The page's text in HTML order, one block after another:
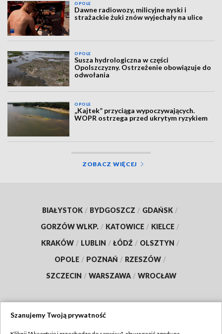
OPOLE
Dawne radiowozy, milicyjne nyski i
strażackie żuki znów wyjechały na ulice
OPOLE
Susza hydrologiczna w części
Opolszczyzny. Ostrzeżenie obowiązuje do
odwołania
OPOLE
„Kajtek” przyciąga wypoczywających.
WOPR ostrzega przed ukrytym ryzykiem
ZOBACZ WIĘCEJ
BIAŁYSTOK / BYDGOSZCZ / GDAŃSK /
GORZÓW WLKP. / KATOWICE / KIELCE /
KRAKÓW / LUBLIN / ŁÓDŹ / OLSZTYN /
OPOLE / POZNAŃ / RZESZÓW /
SZCZECIN / WARSZAWA / WROCŁAW
Szanujemy Twoją prywatność